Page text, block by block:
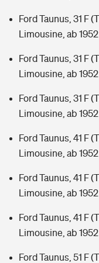
Ford Taunus, 31 F
Limousine, ab 1952
Ford Taunus, 31 F
Limousine, ab 1952
Ford Taunus, 31 F
Limousine, ab 1952
Ford Taunus, 41 F
Limousine, ab 1952
Ford Taunus, 41 F
Limousine, ab 1952
Ford Taunus, 41 F
Limousine, ab 1952
Ford Taunus, 51 F